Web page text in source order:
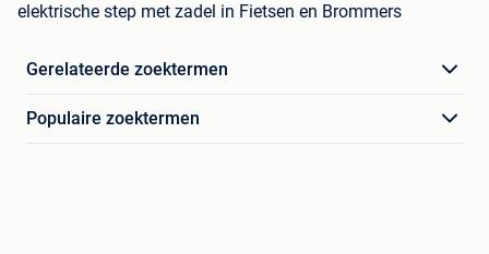
elektrische step met zadel in Fietsen en Brommers
Gerelateerde zoektermen
Populaire zoektermen